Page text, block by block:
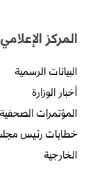
المركز الإعلامي
البيانات الرسمية
أخبار الوزارة
المؤتمرات الصحفية
خطابات رئيس
الخارجية